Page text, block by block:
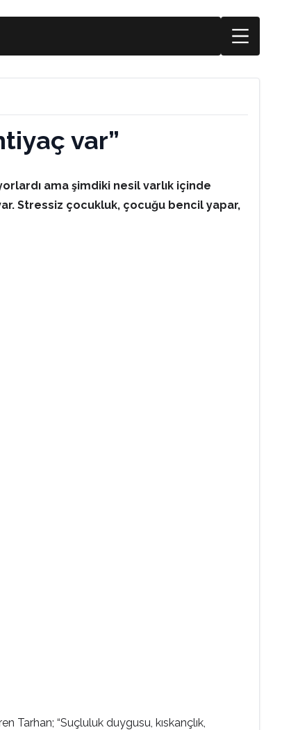
var”
ama şimdiki nesil varlık içinde
Stressiz çocukluk, çocuğu bencil yapar,
Tarhan; “Suçluluk duygusu, kıskançlık,